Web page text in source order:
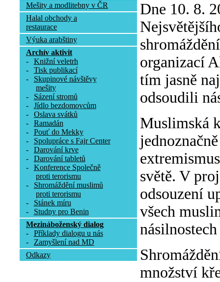
Mešity a modlitebny v ČR
Halal obchody a
restaurace
Výuka arabštiny
Archív aktivit
-
Knižní veletrh
-
Tisk publikací
-
Skupinové návštěvy
mešity
-
Sázení stromů
-
Jídlo bezdomovcům
-
Oslava svátků
-
Ramadán
-
Pouť do Mekky
-
Spolupráce s Fajr Center
-
Darování krve
-
Darování tabletů
-
Konference Společně
proti terorismu
-
Shromáždění muslimů
proti terorismu
-
Stánek míru
-
Studny pro Benin
Mezináboženský dialog
-
Příklady dialogu u nás
-
Zamyšlení nad MD
Odkazy
Dne 10. 8.
organizací
tím jasně
odsoudili
Muslimská
světě. V
odsouzení
všech
množství